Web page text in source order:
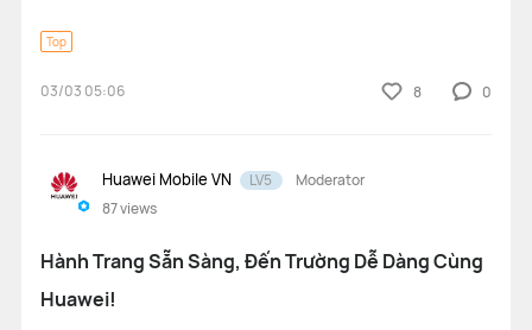
Top
03/03 05:06 8 0
Huawei Mobile VN LV5
Moderator
87views
Hành Trang Sẵn Sàng, Đến Trường Dễ Dàng Cùng
Huawei!